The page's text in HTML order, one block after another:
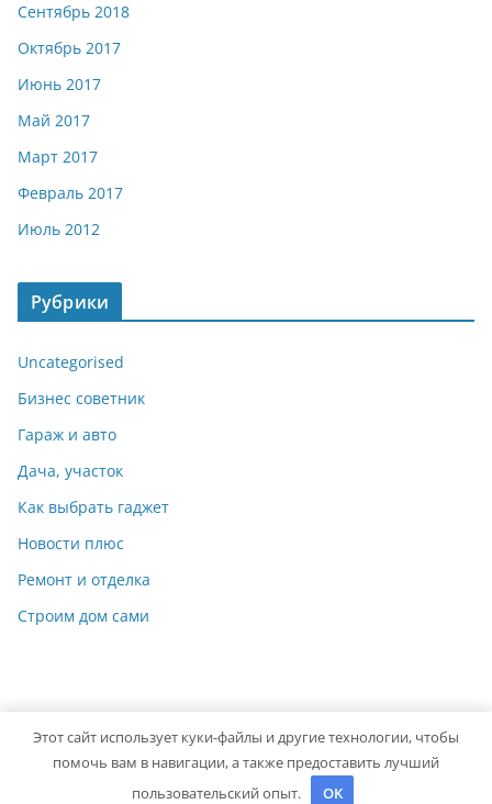
Сентябрь 2018
Октябрь 2017
Июнь 2017
Май 2017
Март 2017
Февраль 2017
Июль 2012
Рубрики
Uncategorised
Бизнес советник
Гараж и авто
Дача, участок
Как выбрать гаджет
Новости плюс
Ремонт и отделка
Строим дом сами
Copyright © 2026 Мастер на Все Руки. Powered byColorMag
Этот сайт использует куки-файлы и другие технологии, чтобы
помочь вам в навигации, а также предоставить лучший
пользовательский опыт.
OK